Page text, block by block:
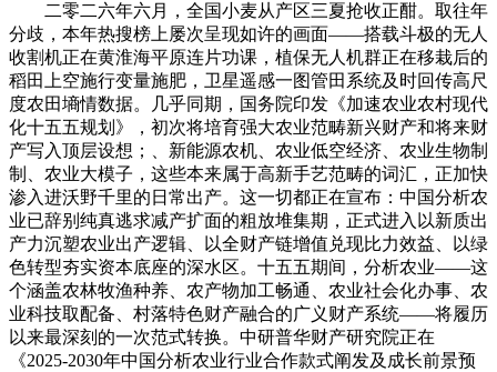
二零二六年六月，全国小麦从产区三夏抢收正酣。取往年
分歧，本年热搜榜上屡次呈现如许的画面——搭载斗极的无人
收割机正在黄淮海平原连片功课，植保无人机群正在移栽后的
稻田上空施行变量施肥，卫星遥感一图管田系统及时回传高尺
度农田墒情数据。几乎同期，国务院印发《加速农业农村现代
化十五五规划》，初次将培育强大农业范畴新兴财产和将来财
产写入顶层设想；、新能源农机、农业低空经济、农业生物制
制、农业大模子，这些本来属于高新手艺范畴的词汇，正加快
渗入进沃野千里的日常出产。这一切都正在宣布：中国分析农
业已辞别纯真逃求减产扩面的粗放堆集期，正式进入以新质出
产力沉塑农业出产逻辑、以全财产链增值兑现比力效益、以绿
色转型夯实资本底座的深水区。十五五期间，分析农业——这
个涵盖农林牧渔种养、农产物加工畅通、农业社会化办事、农
业科技取配备、村落特色财产融合的广义财产系统——将履历
以来最深刻的一次范式转换。中研普华财产研究院正在
《2025-2030年中国分析农业行业合作款式阐发及成长前景预